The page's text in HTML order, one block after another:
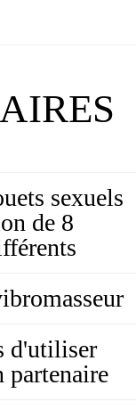
sexuels
de 8
d'utiliser
partenaire